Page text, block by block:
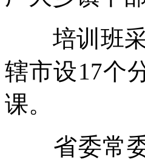
培训班采
辖市设17个
课。
省委常委